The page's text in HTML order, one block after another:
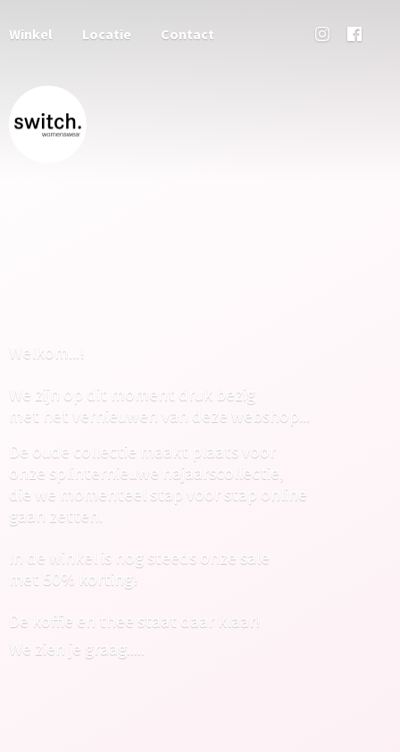
Winkel Locatie Contact
Welkom...!
We zijn op dit moment druk bezig
met het vernieuwen van deze webshop...
De oude collectie maakt plaats voor
onze splinternieuwe najaarscollectie,
die we momenteel stap voor stap online
gaan zetten.
In de winkel is nog steeds onze sale
met 50% korting!
De koffie en thee staat daar klaar!
We zien je graag.....